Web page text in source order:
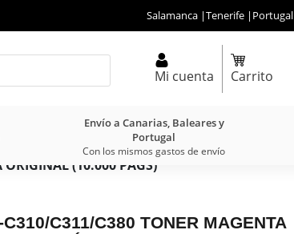
Salamanca |Tenerife | Portugal
Mi cuenta Carrito
Envío a Canarias, Baleares y
Portugal
Con los mismos gastos de envío
(10.000 PÁGS)
C311/C380 TONER MAGENTA